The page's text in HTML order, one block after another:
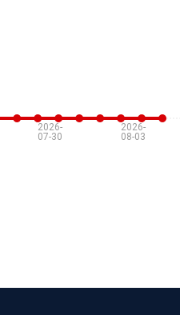
2026-
07-30
2026-
08-03